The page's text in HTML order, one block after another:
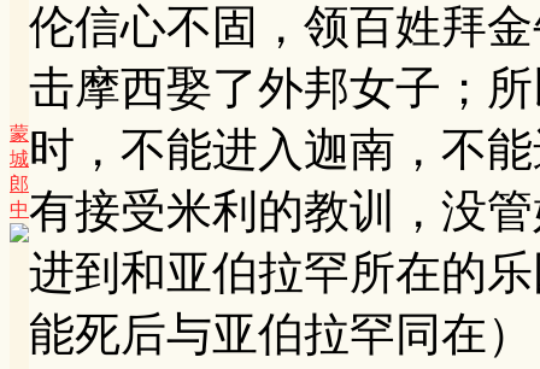
蒙
城
郎
中
伦信心不固，领百姓拜
击摩西娶了外邦女子；
时，不能进入迦南，不
有接受米利的教训，没
进到和亚伯拉罕所在的
能死后与亚伯拉罕同在